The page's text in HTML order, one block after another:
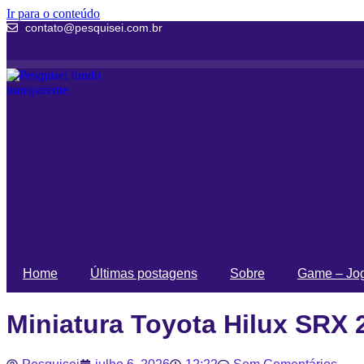
Ir para o conteúdo
contato@pesquisei.com.br
Home Últimas postagens Sobre Game –
Miniatura Toyota Hilux SRX